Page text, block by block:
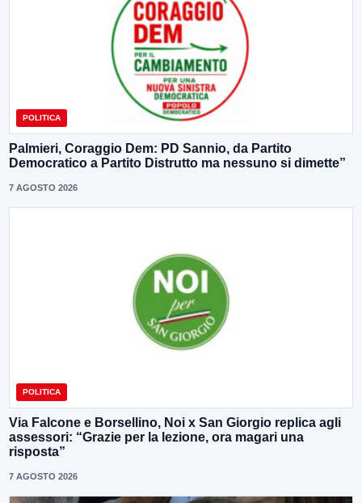
POLITICA
Palmieri, Coraggio Dem: PD Sannio, da Partito
Democratico a Partito Distrutto ma nessuno si dimette”
7 AGOSTO 2026
POLITICA
Via Falcone e Borsellino, Noi x San Giorgio replica agli
assessori: “Grazie per la lezione, ora magari una
risposta”
7 AGOSTO 2026